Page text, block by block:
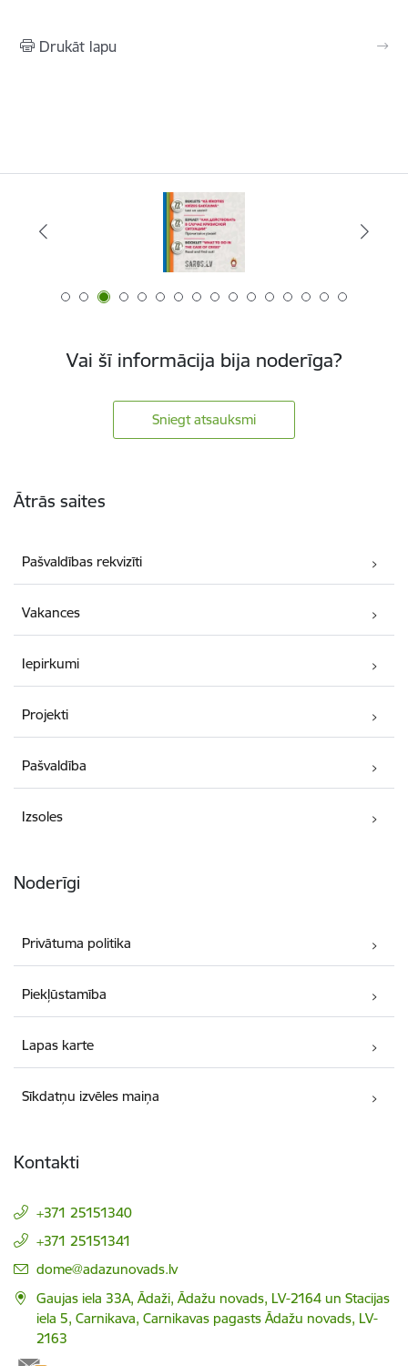
Drukāt lapu
Vai šī informācija bija noderīga?
Sniegt atsauksmi
Ātrās saites
Pašvaldības rekvizīti
Vakances
Iepirkumi
Projekti
Pašvaldība
Izsoles
Noderīgi
Privātuma politika
Piekļūstamība
Lapas karte
Sīkdatņu izvēles maiņa
Kontakti
+371 25151340
+371 25151341
E-pasts:
dome@adazunovads.lv
Gaujas iela 33A, Ādaži, Ādažu novads, LV-2164 un Stacijas
iela 5, Carnikava, Carnikavas pagasts Ādažu novads, LV-
2163